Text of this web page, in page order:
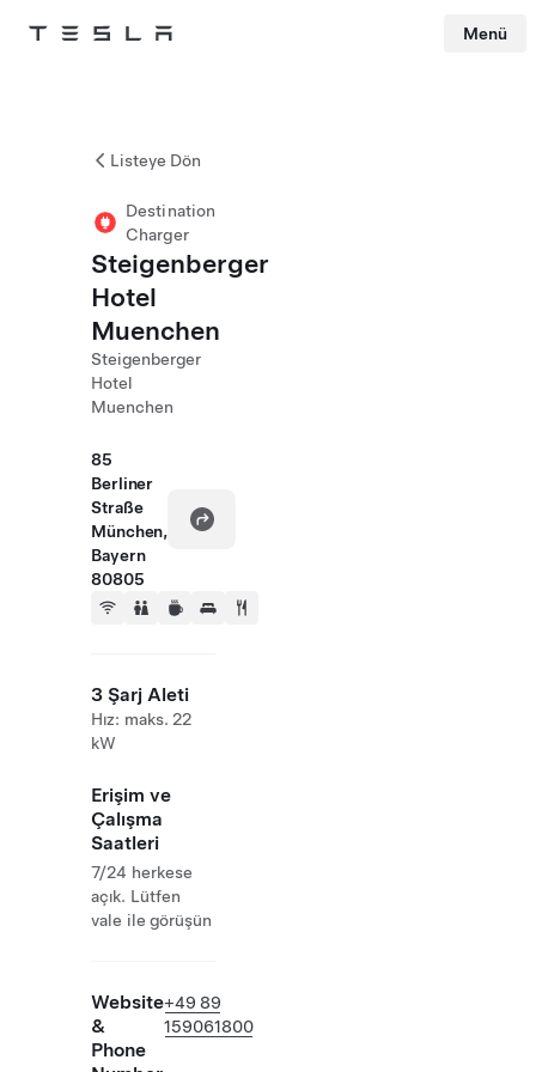
Tesla Menü
Listeye Dön
Destination
Charger
Steigenberger
Hotel
Muenchen
Steigenberger
Hotel
Muenchen
85
Berliner
Straße
München,
Bayern
80805
3 Şarj Aleti
Hız: maks. 22
kW
Erişim ve
Çalışma
Saatleri
7/24 herkese
açık. Lütfen
vale ile görüşün
Website
&
Phone
+49 89
159061800